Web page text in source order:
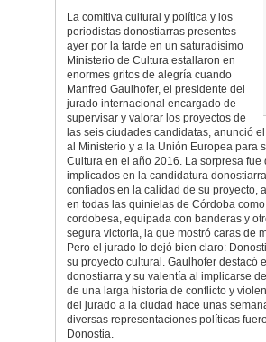
La comitiva cultural y política y los
periodistas donostiarras presentes
ayer por la tarde en un saturadísimo
Ministerio de Cultura estallaron en
enormes gritos de alegría cuando
Manfred Gaulhofer, el presidente del
jurado internacional encargado de
supervisar y valorar los proyectos de
las seis ciudades candidatas, anunció
al Ministerio y a la Unión Europea para
Cultura en el año 2016. La sorpresa
implicados en la candidatura
confiados en la calidad de su proyecto,
en todas las quinielas de Córdoba
cordobesa, equipada con banderas y
segura victoria, la que mostró caras de
Pero el jurado lo dejó bien claro:
su proyecto cultural. Gaulhofer destacó
donostiarra y su valentía al implicarse
de una larga historia de conflicto y
del jurado a la ciudad hace unas
diversas representaciones políticas
Donostia.